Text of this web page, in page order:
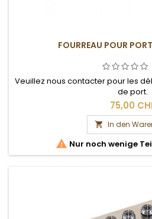
FOURREAU POUR
Veuillez nous contacter pour les
de port.
75,00
 In den
 Nur noch wenige